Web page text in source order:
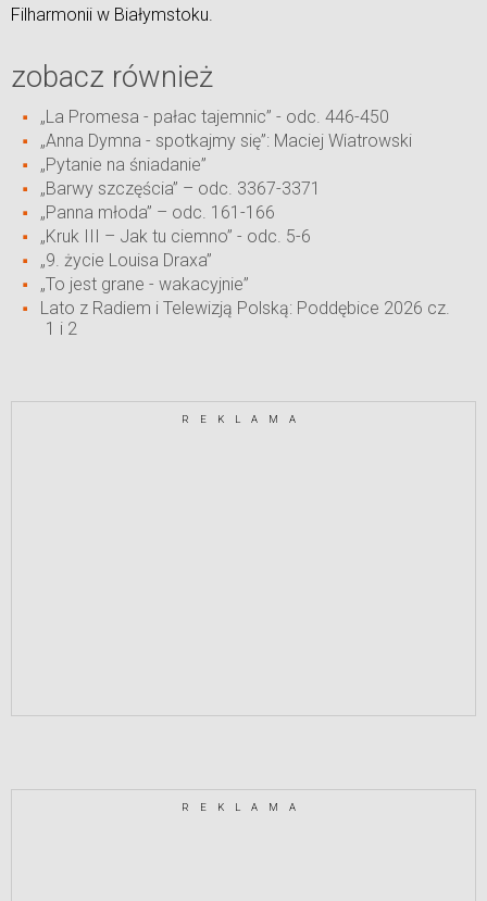
Filharmonii w Białymstoku.
zobacz również
„La Promesa - pałac tajemnic” - odc. 446-450
„Anna Dymna - spotkajmy się”: Maciej Wiatrowski
„Pytanie na śniadanie”
„Barwy szczęścia” – odc. 3367-3371
„Panna młoda” – odc. 161-166
„Kruk III – Jak tu ciemno” - odc. 5-6
„9. życie Louisa Draxa”
„To jest grane - wakacyjnie”
Lato z Radiem i Telewizją Polską: Poddębice 2026 cz.
1 i 2
REKLAMA
REKLAMA